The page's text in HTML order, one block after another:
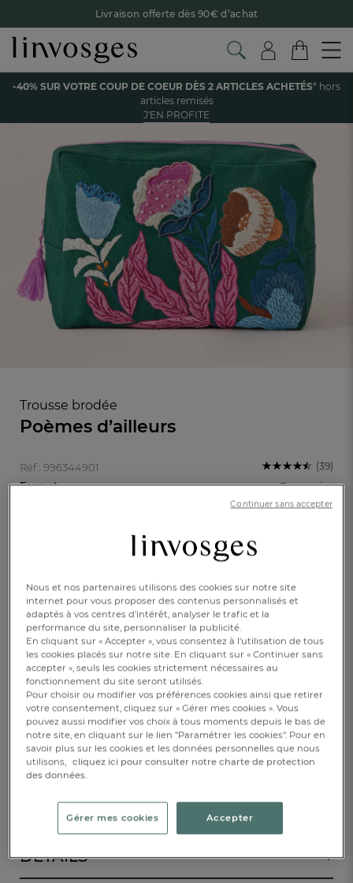
Livraison offerte dès 90€ d’achat
Retour offert avec Colissimo* !
Payez en 3x ou 4x sans frais avec Alma
Le parrainage Linvosges : offrez 15€, recevez 15€ !
Je
découvre
-40% sur votre coup de coeurdès 2 articles achetés !
FR DE
BE
CH
-40% SUR VOTRE COUP DE COEUR DÈS 2 ARTICLES ACHETÉS* hors
articles remisés
J'EN PROFITE
Voir tous les produits de la catégorie
Trousse brodée
Poèmes d’ailleurs
Réf : 996344901
Format
(39)
En savoir +
Taille unique
Epuisé
ALERTE DE RETOUR EN STOCK
RÉSERVER EN BOUTIQUE
DESCRIPTION
DÉTAILS
Nous et nos partenaires utilisons des cookies sur notre site
internet pour vous proposer des contenus personnalisés et
adaptés à vos centres d’intérêt, analyser le trafic et la
performance du site, personnaliser la publicité.
En cliquant sur « Accepter », vous consentez à l'utilisation de tous
les cookies placés sur notre site. En cliquant sur « Continuer sans
accepter », seuls les cookies strictement nécessaires au
fonctionnement du site seront utilisés.
Pour choisir ou modifier vos préférences cookies ainsi que retirer
votre consentement, cliquez sur « Gérer mes cookies ». Vous
pouvez aussi modifier vos choix à tous moments depuis le bas de
notre site, en cliquant sur le lien "Paramétrer les cookies". Pour en
savoir plus sur les cookies et les données personnelles que nous
utilisons, cliquez ici pour consulter notre charte de protection
des données.
Gérer mes cookies Accepter
Continuer sans accepter